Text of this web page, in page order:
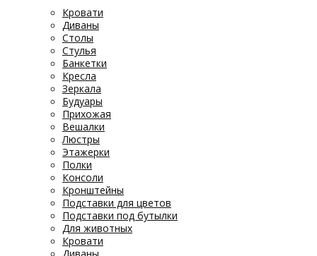
Кровати
Диваны
Столы
Стулья
Банкетки
Кресла
Зеркала
Будуары
Прихожая
Вешалки
Люстры
Этажерки
Полки
Консоли
Кронштейны
Подставки для цветов
Подставки под бутылки
Для животных
Кровати